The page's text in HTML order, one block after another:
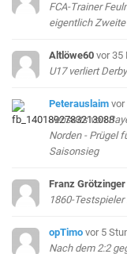
FCA-Trainer
eigentlich Zweite
Altlöwe60 vor 35
U17 verliert
Peterauslaim vor
Jenseits von
Norden - Prügel
Saisonsieg
Franz Grötzinger
1860-
opTimo vor 5
Nach dem 2:2